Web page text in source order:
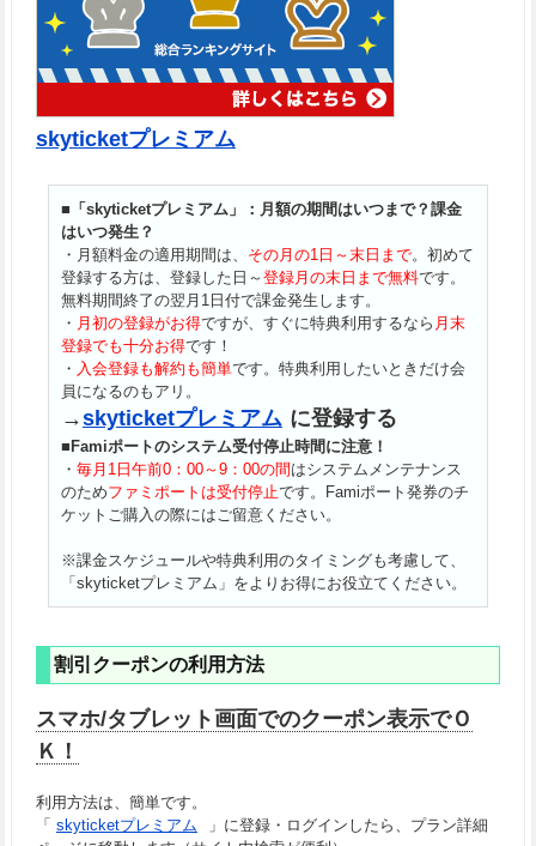
skyticketプレミアム
■「skyticketプレミアム」：月額の期間はいつまで？課金
はいつ発生？
・月額料金の適用期間は、 その月の1日～末日まで。初めて
登録する方は、登録した日～ 登録月の末日まで無料です。
無料期間終了の翌月1日付で課金発生します。
・ 月初の登録がお得ですが、すぐに特典利用するなら 月末
登録でも十分お得です！
・ 入会登録も解約も簡単です。特典利用したいときだけ会
員になるのもアリ。
→skyticketプレミアム に登録する
■Famiポートのシステム受付停止時間に注意！
・ 毎月1日午前0：00～9：00の間 はシステムメンテナンス
のためファミポートは受付停止です。Famiポート発券のチ
ケットご購入の際にはご留意ください。
※課金スケジュールや特典利用のタイミングも考慮して、
「skyticketプレミアム」をよりお得にお役立てください。
割引クーポンの利用方法
スマホ/タブレット画面でのクーポン表示でＯ
Ｋ！
利用方法は、簡単です。
「 skyticketプレミアム
」に登録・ログインしたら、プラン詳細